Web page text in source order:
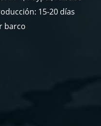
15-20 días
barco